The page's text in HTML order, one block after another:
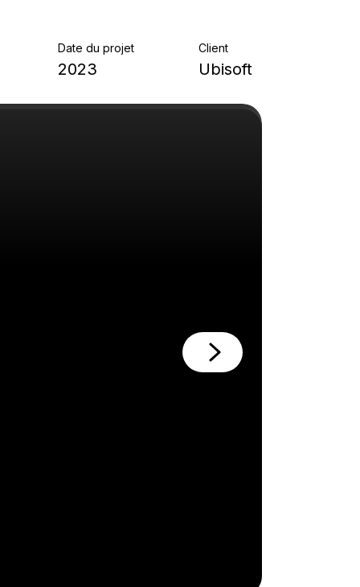
Date du projet
2023
Client
Ubisoft